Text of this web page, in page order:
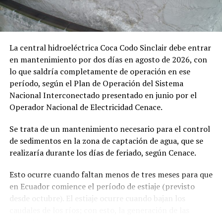
Con estos antecedentes, en mi calidad de Autoridad
Única del Agua a nivel desconcentrado, se:
DISPONE:
1.- Aceptar a trámite la solicitud de Autorización de Uso
y/o Aprovechamiento de Agua paraMINERÍA, por
haberse emitido el Certificado de Disponibilidad de Agua
(CDA), en cumplimiento con el artículo 23 de la Ley
del Agua, y en concordancia con el artículo 107 del
Reglamento General de Aplicación a la Ley. Por lo
expuesto, se dispone el cumplimiento de las siguientes
2.- Notifíquese a los señores:
La central hidroeléctrica Coca Codo Sinclair debe entrar
en mantenimiento por dos días en agosto de 2026, con
lo que saldría completamente de operación en ese
período, según el Plan de Operación del Sistema
Nacional Interconectado presentado en junio por el
Operador Nacional de Electricidad Cenace.
Se trata de un mantenimiento necesario para el control
de sedimentos en la zona de captación de agua, que se
realizaría durante los días de feriado, según Cenace.
Esto ocurre cuando faltan menos de tres meses para que
en Ecuador comience el período de estiaje (previsto
desde octubre). El estiaje ocurre cuando bajan los